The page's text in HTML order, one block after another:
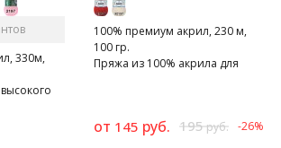
330м,
100% премиум акрил, 230 м,
100 гр.
Пряжа из 100% акрила для
от 145 руб. 195руб. -26%